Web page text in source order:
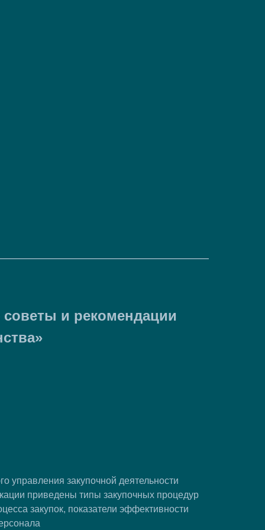
управления закупочной деятельности
приведены типы закупочных процедур
закупок, показатели эффективности
советы и рекомендации